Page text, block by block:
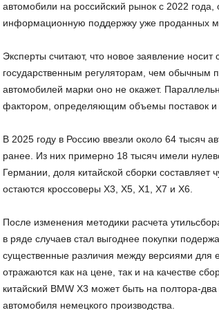
автомобили на российский рынок с 2022
информационную поддержку уже проданных
Эксперты считают, что новое заявление
государственным регуляторам, чем обычным
автомобилей марки оно не окажет.
фактором, определяющим объемы поставок и
В 2025 году в Россию ввезли около 64 тысяч
ранее. Из них примерно 18 тысяч имели
Германии, доля китайской сборки
остаются кроссоверы X3, X5, X1, X7 и X6.
После изменения методики расчета
в ряде случаев стал выгоднее покупки
существенные различия между версиями для
отражаются как на цене, так и на качестве
китайский BMW X3 может быть на полтора-
автомобиля немецкого производства.